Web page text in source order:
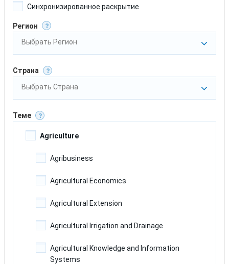
Синхронизированное раскрытие
Регион
Выбрать Регион
Страна
Выбрать Страна
Теме
Agriculture
Agribusiness
Agricultural Economics
Agricultural Extension
Agricultural Irrigation and Drainage
Agricultural Knowledge and Information
Systems